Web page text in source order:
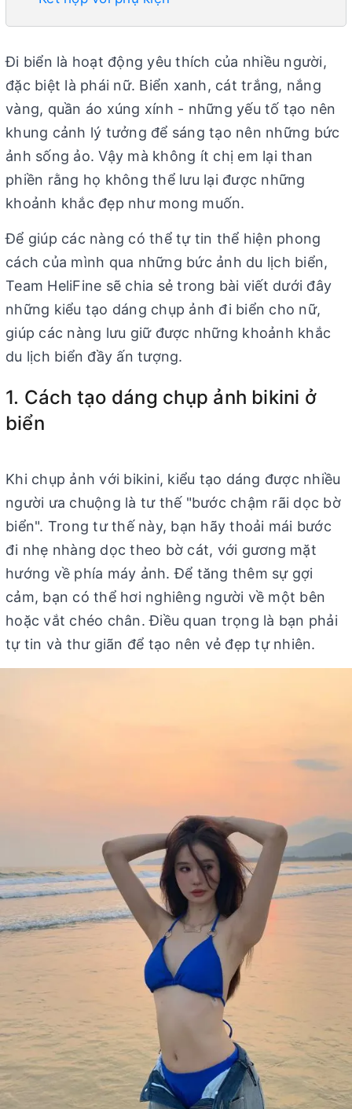
Đi biển là hoạt động yêu thích của nhiều người,
đặc biệt là phái nữ. Biển xanh, cát trắng, nắng
vàng, quần áo xúng xính - những yếu tố tạo nên
khung cảnh lý tưởng để sáng tạo nên những bức
ảnh sống ảo. Vậy mà không ít chị em lại than
phiền rằng họ không thể lưu lại được những
khoảnh khắc đẹp như mong muốn.
Để giúp các nàng có thể tự tin thể hiện phong
cách của mình qua những bức ảnh du lịch biển,
Team HeliFine sẽ chia sẻ trong bài viết dưới đây
những kiểu tạo dáng chụp ảnh đi biển cho nữ,
giúp các nàng lưu giữ được những khoảnh khắc
du lịch biển đầy ấn tượng.
1. Cách tạo dáng chụp ảnh bikini ở
biển
Khi chụp ảnh với bikini, kiểu tạo dáng được nhiều
người ưa chuộng là tư thế "bước chậm rãi dọc bờ
biển". Trong tư thế này, bạn hãy thoải mái bước
đi nhẹ nhàng dọc theo bờ cát, với gương mặt
hướng về phía máy ảnh. Để tăng thêm sự gợi
cảm, bạn có thể hơi nghiêng người về một bên
hoặc vắt chéo chân. Điều quan trọng là bạn phải
tự tin và thư giãn để tạo nên vẻ đẹp tự nhiên.